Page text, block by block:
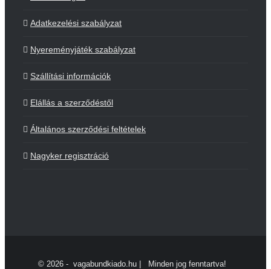
Adatkezelési szabályzat
Nyereményjáték szabályzat
Szállítási információk
Elállás a szerződéstől
Általános szerződési feltételek
Nagyker regisztráció
© 2026 - vagabundkiado.hu | Minden jog fenntartva!